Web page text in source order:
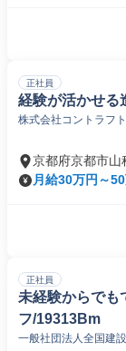
正社員
経験が活かせる
株式会社コントラフ
京都府京都市山
月給30万円～
正社員
未経験からでも
フ/19313Bm
一般社団法人全国建